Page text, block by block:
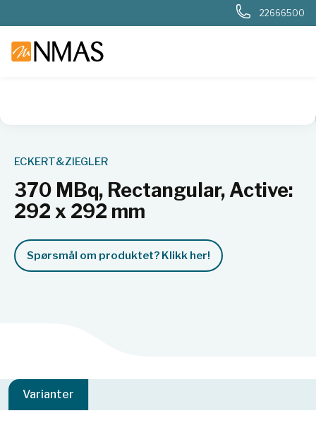
22666500
Nukleær, strålevern, beredskap,
ECKERT&ZIEGLER
370 MBq, Rectangular, Active:
292 x 292 mm
Spørsmål om produktet? Klikk her!
Varianter